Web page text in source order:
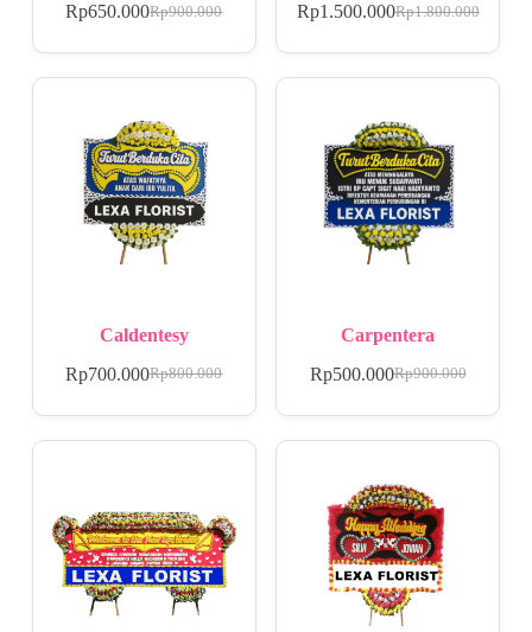
Rp900.000
Rp650.000 Rp1.800.000
Rp1.500.000
Caldentesy
Rp800.000
Rp700.000
Carpentera
Rp900.000
Rp500.000